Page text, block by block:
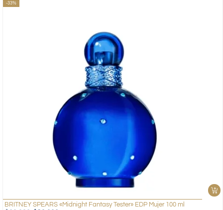
-33%
BRITNEY SPEARS «Midnight Fantasy Tester» EDP Mujer 100 ml